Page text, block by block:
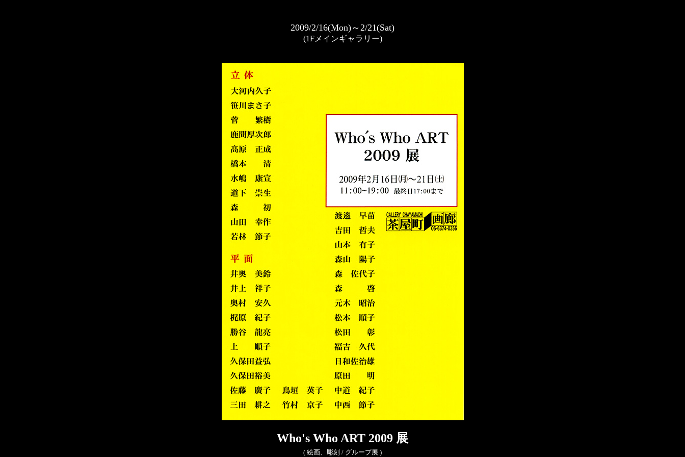
2009/2/16(Mon)～2/21(Sat)
(1Fメインギャラリー)
Who's Who ART 2009 展
( 絵画、彫刻 / グループ展 )